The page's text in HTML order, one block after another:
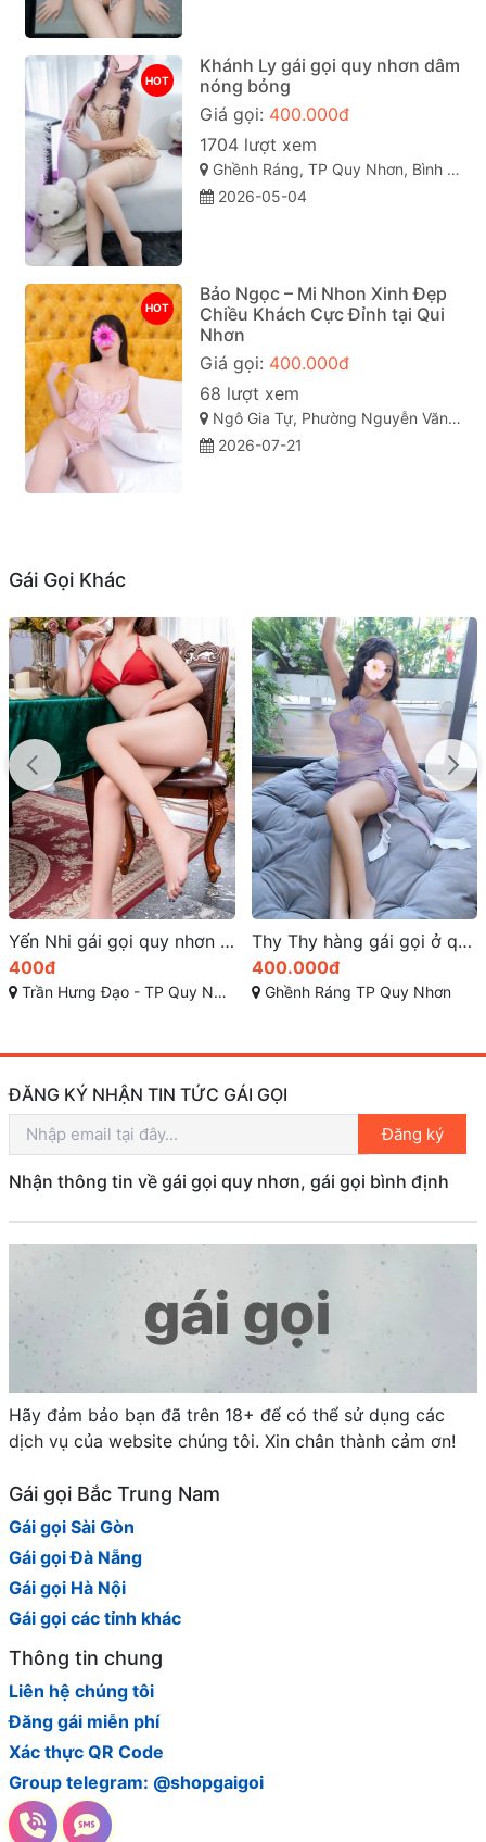
HOT
Khánh Ly gái gọi quy nhơn dâm
nóng bỏng
Giá gọi: 400.000đ
1704 lượt xem
Ghềnh Ráng, TP Quy Nhơn, Bình Định
2026-05-04
HOT
Bảo Ngọc – Mi Nhon Xinh Đẹp
Chiều Khách Cực Đỉnh tại Qui
Nhơn
Giá gọi: 400.000đ
68 lượt xem
Ngô Gia Tự, Phường Nguyễn Văn Cừ, Thành phố Quy Nhơn, Tỉnh Bình Định
2026-07-21
Gái Gọi Khác
Yến Nhi gái gọi quy nhơn xinh body ngọt nước
- TP Quy Nhơn - Bình Định
Thy Thy hàng gái gọi ở quy nhơn quá đẳng cấp
400.000đ
Ghềnh Ráng TP Quy Nhơn Ghềnh
ĐĂNG KÝ NHẬN TIN TỨC GÁI GỌI
Đăng ký
Nhận thông tin về gái gọi quy nhơn, gái gọi bình định
Hãy đảm bảo bạn đã trên 18+ để có thể sử dụng các
dịch vụ của website chúng tôi. Xin chân thành cảm ơn!
Gái gọi Bắc Trung Nam
Gái gọi Sài Gòn
Gái gọi Đà Nẵng
Gái gọi Hà Nội
Gái gọi các tỉnh khác
Thông tin chung
Liên hệ chúng tôi
Đăng gái miễn phí
Xác thực QR Code
Group telegram: @shopgaigoi